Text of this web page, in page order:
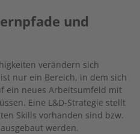
und
verändern sich
nur ein Bereich, in dem sich
ein neues Arbeitsumfeld mit
Eine L&D-Strategie stellt
Skills vorhanden sind bzw.
werden.